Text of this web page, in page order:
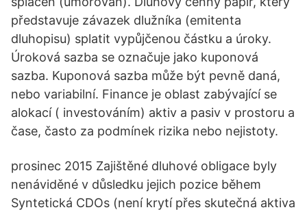
představuje závazek dlužníka (emitenta
dluhopisu) splatit vypůjčenou částku a úroky.
Úroková sazba se označuje jako kuponová
sazba. Kuponová sazba může být pevně daná,
nebo variabilní. Finance je oblast zabývající se
alokací ( investováním) aktiv a pasiv v prostoru a
čase, často za podmínek rizika nebo nejistoty.
prosinec 2015 Zajištěné dluhové obligace byly
nenáviděné v důsledku jejich pozice během
Syntetická CDOs (není krytí přes skutečná aktiva